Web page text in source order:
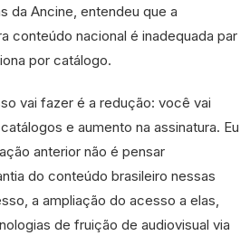
da Ancine, entendeu que a
conteúdo nacional é inadequada par
por catálogo.
vai fazer é a redução: você vai
e aumento na assinatura. Eu
anterior não é pensar
do conteúdo brasileiro nessas
a ampliação do acesso a elas,
de fruição de audiovisual via